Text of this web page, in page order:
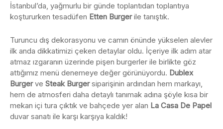
İstanbul’da, yağmurlu bir günde toplantıdan toplantıya
koştururken tesadüfen Etten Burgerile tanıştık.
Turuncu dış dekorasyonu ve camın önünde yükselen alevler
ilk anda dikkatimizi çeken detaylar oldu. İçeriye ilk adım atar
atmaz ızgaranın üzerinde pişen burgerler ile birlikte göz
attığımız menü denemeye değer görünüyordu. Dublex
Burgerve Steak Burgersiparişinin ardından hem markayı,
hem de atmosferi daha detaylı tanımak adına şöyle kısa bir
mekan içi tura çıktık ve bahçede yer alan La Casa De Papel
duvar sanatı ile karşı karşıya kaldık!